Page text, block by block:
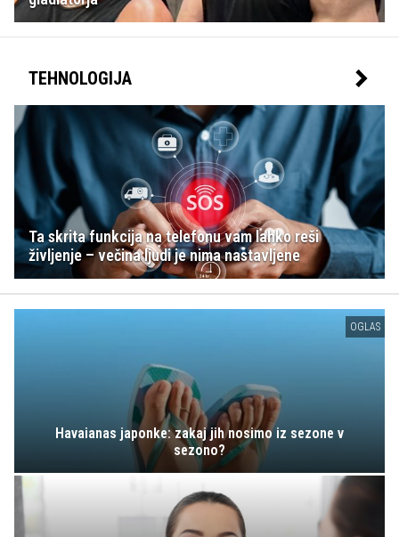
TEHNOLOGIJA
Ta skrita funkcija na telefonu vam lahko reši
življenje – večina ljudi je nima nastavljene
OGLAS
Havaianas japonke: zakaj jih nosimo iz sezone v
sezono?